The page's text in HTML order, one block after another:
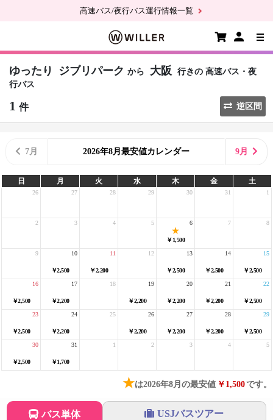
高速バス/夜行バス運行情報一覧
ゆったり ジブリパーク から 大阪 行きの 高速バス・夜
行バス
1 件 逆区間
7月 2026年8月最安値カレンダー 9月
日 月 火 水 木 金 土
26 27 28 29 30 31 1
2 3 4 5
￥1,500
6 7 8
9
￥2,500
10
￥2,200
11 12
￥2,500
13
￥2,500
14
￥2,500
15
￥2,500
16
￥2,200
17 18
￥2,200
19
￥2,200
20
￥2,200
21
￥2,500
22
￥2,500
23
￥2,200
24 25
￥2,200
26
￥2,200
27
￥2,200
28
￥2,500
29
￥2,500
30
￥1,700
31 1 2 3 4 5
★は2026年8月の最安値 ￥1,500です。
バス単体 USJバスツアー